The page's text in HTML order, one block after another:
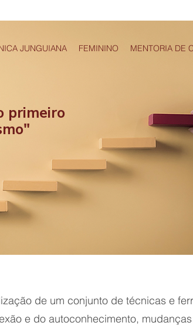
JUNGUIANA FEMININO MENTORIA DE
primeiro
de um conjunto de técnicas e
e do autoconhecimento,